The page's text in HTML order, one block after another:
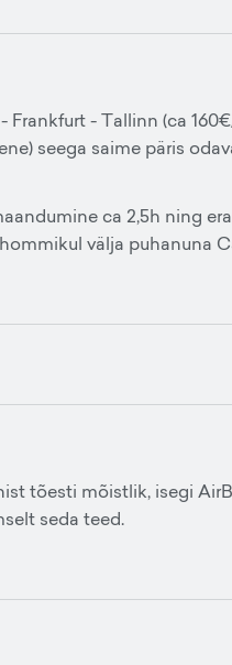
- Tallinn (ca
seega saime päris
ca 2,5h ning
välja puhanuna
tõesti mõistlik, isegi
seda teed.